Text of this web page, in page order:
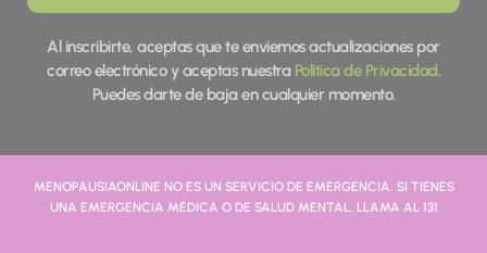
Al inscribirte, aceptas que te enviemos actualizaciones por
correo electrónico y aceptas nuestra Política de Privacidad.
Puedes darte de baja en cualquier momento.
MENOPAUSIAONLINE NO ES UN SERVICIO DE EMERGENCIA. SI TIENES
UNA EMERGENCIA MÉDICA O DE SALUD MENTAL, LLAMA AL 131